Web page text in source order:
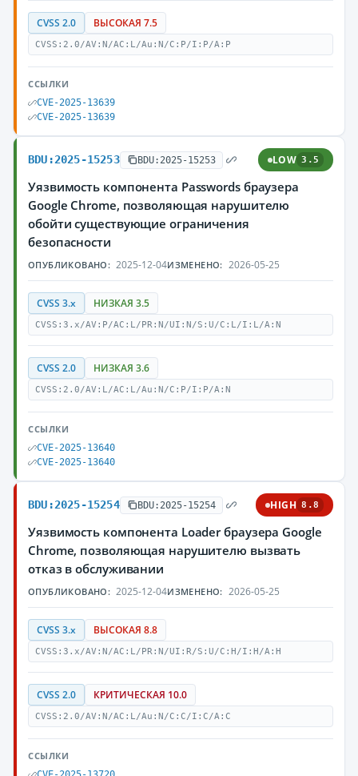
CVSS 2.0 ВЫСОКАЯ 7.5
CVSS:2.0/AV:N/AC:L/Au:N/C:P/I:P/A:P
ССЫЛКИ
CVE-2025-13639
CVE-2025-13639
BDU:2025-15253 BDU:2025-15253 LOW 3.5
Уязвимость компонента Passwords браузера
Google Chrome, позволяющая нарушителю
обойти существующие ограничения
безопасности
ОПУБЛИКОВАНО: 2025-12-04ИЗМЕНЕНО: 2026-05-25
CVSS 3.x НИЗКАЯ 3.5
CVSS:3.x/AV:P/AC:L/PR:N/UI:N/S:U/C:L/I:L/A:N
CVSS 2.0 НИЗКАЯ 3.6
CVSS:2.0/AV:L/AC:L/Au:N/C:P/I:P/A:N
ССЫЛКИ
CVE-2025-13640
CVE-2025-13640
BDU:2025-15254 BDU:2025-15254 HIGH 8.8
Уязвимость компонента Loader браузера Google
Chrome, позволяющая нарушителю вызвать
отказ в обслуживании
ОПУБЛИКОВАНО: 2025-12-04ИЗМЕНЕНО: 2026-05-25
CVSS 3.x ВЫСОКАЯ 8.8
CVSS:3.x/AV:N/AC:L/PR:N/UI:R/S:U/C:H/I:H/A:H
CVSS 2.0 КРИТИЧЕСКАЯ 10.0
CVSS:2.0/AV:N/AC:L/Au:N/C:C/I:C/A:C
ССЫЛКИ